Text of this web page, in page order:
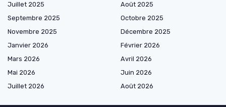
Juillet 2025
Août 2025
Septembre 2025
Octobre 2025
Novembre 2025
Décembre 2025
Janvier 2026
Février 2026
Mars 2026
Avril 2026
Mai 2026
Juin 2026
Juillet 2026
Août 2026